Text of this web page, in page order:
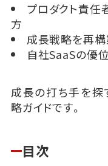
プロダクト責
方
成長戦略を再
自社SaaSの優
成長の打ち手を探
略ガイドです。
目次